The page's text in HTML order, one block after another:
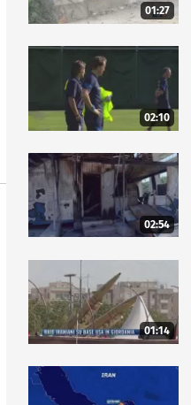
01:27
02:10
02:54
01:14